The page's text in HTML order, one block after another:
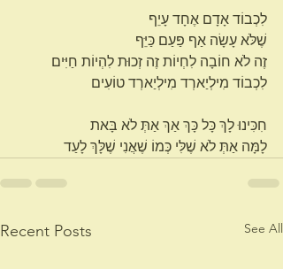
לִכְבוֹד אָדָם אֶחָד עָיֵף
שֶׁלֹּא עָשָׂה אַף פַּעַם כַּיֵּף
זֶה לֹא חוֹבָה לִחְיוֹת זֶה זְכוּת לִהְיוֹת חַיִּים
לִכְבוֹד מִילְיַארְד מִילְיַארְד טוֹעִים
חִכִּינוּ לָךְ כָּל כָּךְ אַךְ אַתְּ לֹא בָּאת
לָמָּה אַתְּ לֹא שֶׁלִּי כְּמוֹ שֶׁאֲנִי שֶׁלָּךְ לָעַד
Recent Posts See All